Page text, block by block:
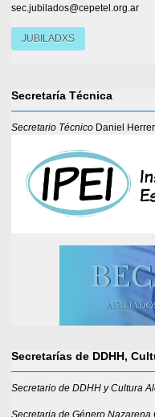
sec.jubilados@cepetel.org.ar
JUBILADXS
Secretaría Técnica
Secretario Técnico Daniel
Secretarías de DDHH,
Secretario de DDHH y Cultura